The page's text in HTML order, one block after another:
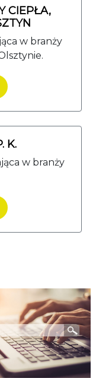
CIEPŁA,
w branży
K.
w branży